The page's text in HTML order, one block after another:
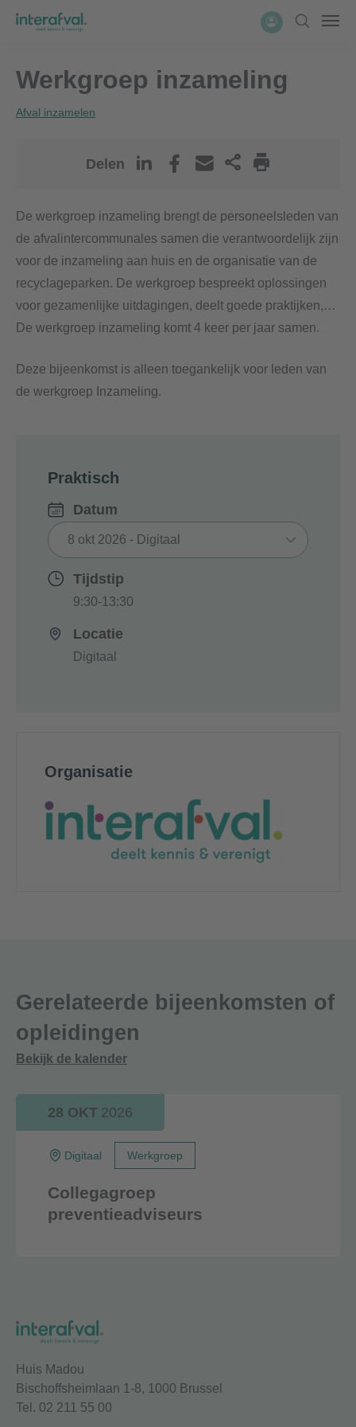
Overslaan
gaan
Account
Werkgroep inzameling
Afval inzamelen
Delen
De werkgroep inzameling brengt de personeelsleden van
de afvalintercommunales samen die verantwoordelijk zijn
voor de inzameling aan huis en de organisatie van de
recyclageparken. De werkgroep bespreekt oplossingen
voor gezamenlijke uitdagingen, deelt goede praktijken,…
De werkgroep inzameling komt 4 keer per jaar samen.
Deze bijeenkomst is alleen toegankelijk voor leden van
de werkgroep Inzameling.
Praktisch
Datum
Tijdstip
9:30-13:30
Locatie
Digitaal
Organisatie
Gerelateerde bijeenkomsten of
opleidingen
Bekijk de kalender
28 OKT 2026
Digitaal Werkgroep
Collegagroep
preventieadviseurs
Huis Madou
Bischoffsheimlaan 1-8, 1000 Brussel
Tel. 02 211 55 00